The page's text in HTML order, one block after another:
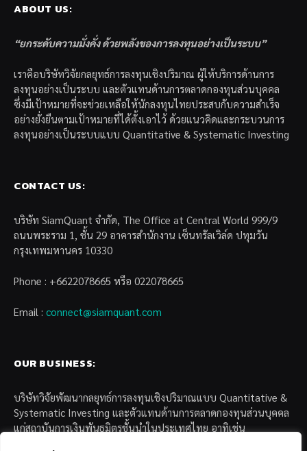
ABOUT US:
“ยกระดับความมั่งคั่ง ด้วยพลังของการลงทุนอย่างเป็นระบบ”
เราคือบริษัทวิจัยกลยุทธ์การลงทุนเชิงปริมาณ ผู้ให้บริการด้านการ
ลงทุนอย่างเป็นระบบ และตัวแทนด้านการตลาดกองทุนส่วนบุคคล
ซึ่งมีเป้าหมายที่จะช่วยเหลือให้นักลงทุนไทยประสบกับความสำเร็จ
อย่างยั่งยืนตามเป้าหมายที่ได้ตั้งเอาไว้ ด้วยแนวคิดและกระบวนการ
ลงทุนอย่างเป็นระบบแบบ Quantitative & Systematic Investing
CONTACT US:
บริษัท SiamQuant จำกัด, The Office at Central World 999/9
ถนนพระราม 1, ชั้น 29 อาคารสำนักงาน เซ็นทรัลเวิล์ด ปทุมวัน
กรุงเทพมหานคร 10330
Phone : +6622078665 หรือ 022078665
Email : connect@siamquant.com
OUR BUSINESS:
บริษัทวิจัยพัฒนากลยุทธ์การลงทุนเชิงปริมาณแบบ Quantitative &
Systematic Investing และตัวแทนด้านการตลาดกองทุนส่วนบุคคล
แก่สถาบันการเงินพันธมิตรชั้นนำในประเทศไทย อาทิเช่น